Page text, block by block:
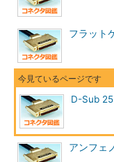
フラット
D-Sub 25
アンフェ